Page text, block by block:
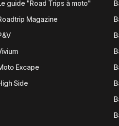
guide "Road Trips à moto"
Magazine
Excape
Side